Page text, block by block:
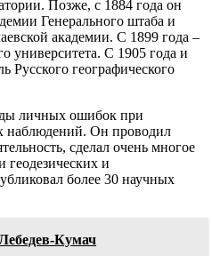
Позже, с 1884 года он
Генерального штаба и
академии. С 1899 года –
университета. С 1905 года и
Русского географического
личных ошибок при
наблюдений. Он проводил
сделал очень многое
геодезических и
более 30 научных
Кумач